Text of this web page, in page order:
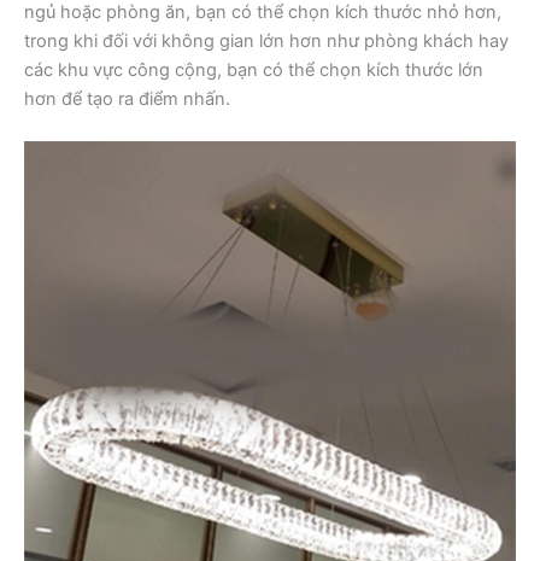
ngủ hoặc phòng ăn, bạn có thể chọn kích thước nhỏ hơn,
trong khi đối với không gian lớn hơn như phòng khách hay
các khu vực công cộng, bạn có thể chọn kích thước lớn
hơn để tạo ra điểm nhấn.